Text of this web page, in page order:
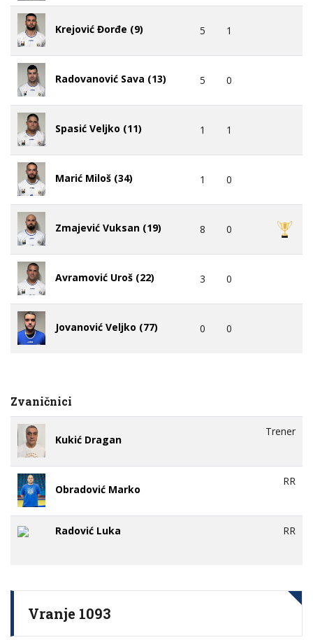
Krejović Đorđe (9) 5 1
Radovanović Sava (13) 5 0
Spasić Veljko (11) 1 1
Marić Miloš (34) 1 0
Zmajević Vuksan (19) 8 0
Avramović Uroš (22) 3 0
Jovanović Veljko (77) 0 0
Zvaničnici
Kukić Dragan
Trener
Obradović Marko
RR
Radović Luka RR
Vranje 1093